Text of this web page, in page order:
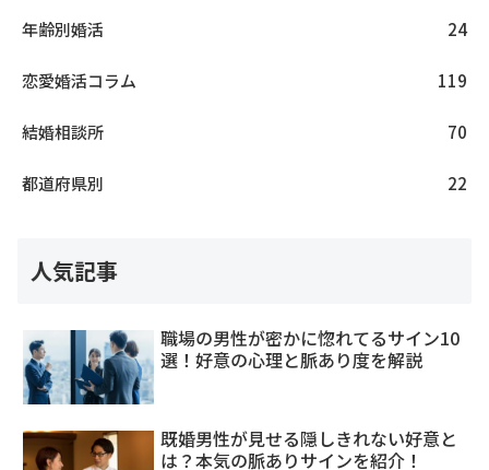
年齢別婚活 24
恋愛婚活コラム 119
結婚相談所 70
都道府県別 22
人気記事
職場の男性が密かに惚れてるサイン10
選！好意の心理と脈あり度を解説
既婚男性が見せる隠しきれない好意と
は？本気の脈ありサインを紹介！